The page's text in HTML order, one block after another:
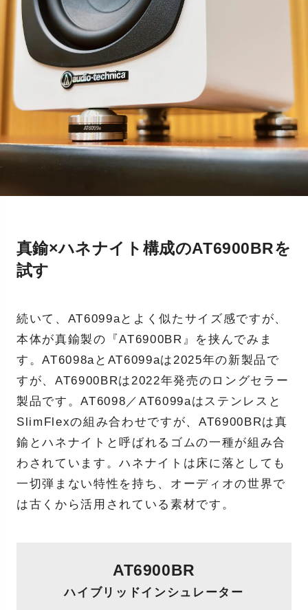
真鍮×ハネナイト構成のAT6900BRを
試す
続いて、AT6099aとよく似たサイズ感ですが、
本体が真鍮製の『AT6900BR』を挟んでみま
す。AT6098aとAT6099aは2025年の新製品で
すが、AT6900BRは2022年発売のロングセラー
製品です。AT6098／AT6099aはステンレスと
SlimFlexの組み合わせですが、AT6900BRは真
鍮とハネナイトと呼ばれるゴムの一種が組み合
わされています。ハネナイトは床に落としても
一切弾まない特性を持ち、オーディオの世界で
は古くから活用されている素材です。
AT6900BR
ハイブリッドインシュレーター